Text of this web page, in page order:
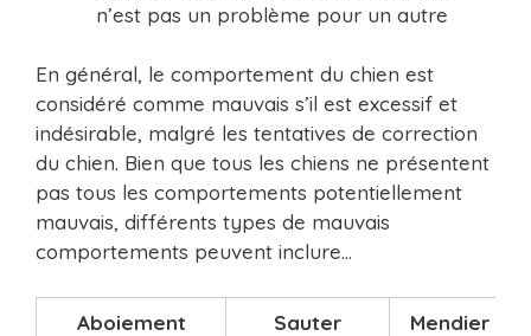
n’est pas un problème pour un autre
En général, le comportement du chien est
considéré comme mauvais s’il est excessif et
indésirable, malgré les tentatives de correction
du chien. Bien que tous les chiens ne présentent
pas tous les comportements potentiellement
mauvais, différents types de mauvais
comportements peuvent inclure…
Aboiement Sauter Mendier